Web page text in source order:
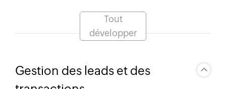
Tout
développer
Gestion des leads et des